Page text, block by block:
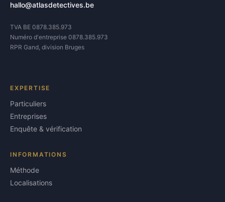
hallo@atlasdetectives.be
TVA BE 0878.385.973
Numéro d'entreprise 0878.385.973
RPR Gand, division Bruges
EXPERTISE
Particuliers
Entreprises
Enquête & vérification
INFORMATIONS
Méthode
Localisations